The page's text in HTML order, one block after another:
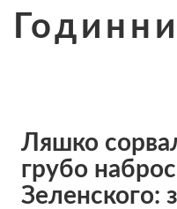
Ляшко
грубо
Зеленского: